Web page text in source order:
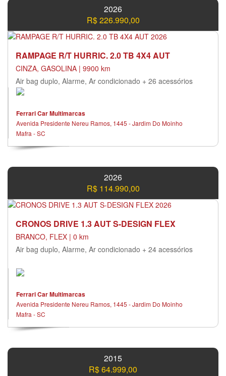
2026
R$ 226.990,00
RAMPAGE R/T HURRIC. 2.0 TB 4X4 AUT
CINZA, GASOLINA | 9900 km
Air bag duplo, Alarme, Ar condicionado + 26 acessórios
Ferrari Car Multimarcas
Avenida Presidente Nereu Ramos, 1445 - Jardim Do Moinho
Mafra - SC
2026
R$ 114.990,00
CRONOS DRIVE 1.3 AUT S-DESIGN FLEX
BRANCO, FLEX | 0 km
Air bag duplo, Alarme, Ar condicionado + 24 acessórios
Ferrari Car Multimarcas
Avenida Presidente Nereu Ramos, 1445 - Jardim Do Moinho
Mafra - SC
2015
R$ 64.999,00